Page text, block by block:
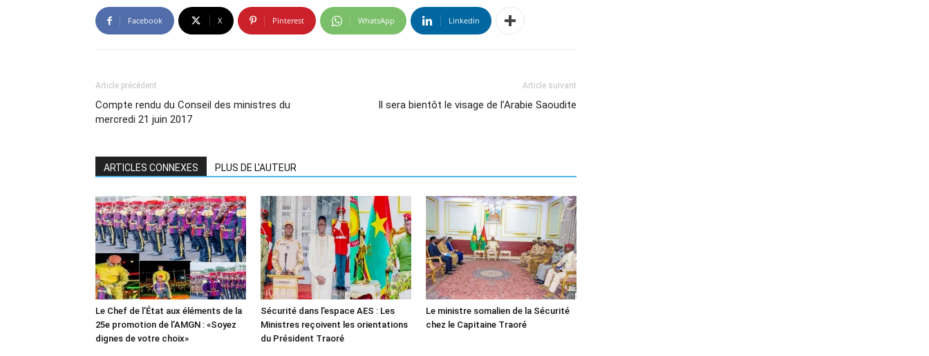
Facebook X Pinterest WhatsApp Linkedin
Article précédent
Compte rendu du Conseil des ministres du
mercredi 21 juin 2017
Article suivant
Il sera bientôt le visage de l’Arabie Saoudite
ARTICLES CONNEXES PLUS DE L'AUTEUR
Le Chef de l’État aux éléments de la
25e promotion de l’AMGN : «Soyez
dignes de votre choix»
Sécurité dans l’espace AES : Les
Ministres reçoivent les orientations
du Président Traoré
Le ministre somalien de la Sécurité
chez le Capitaine Traoré